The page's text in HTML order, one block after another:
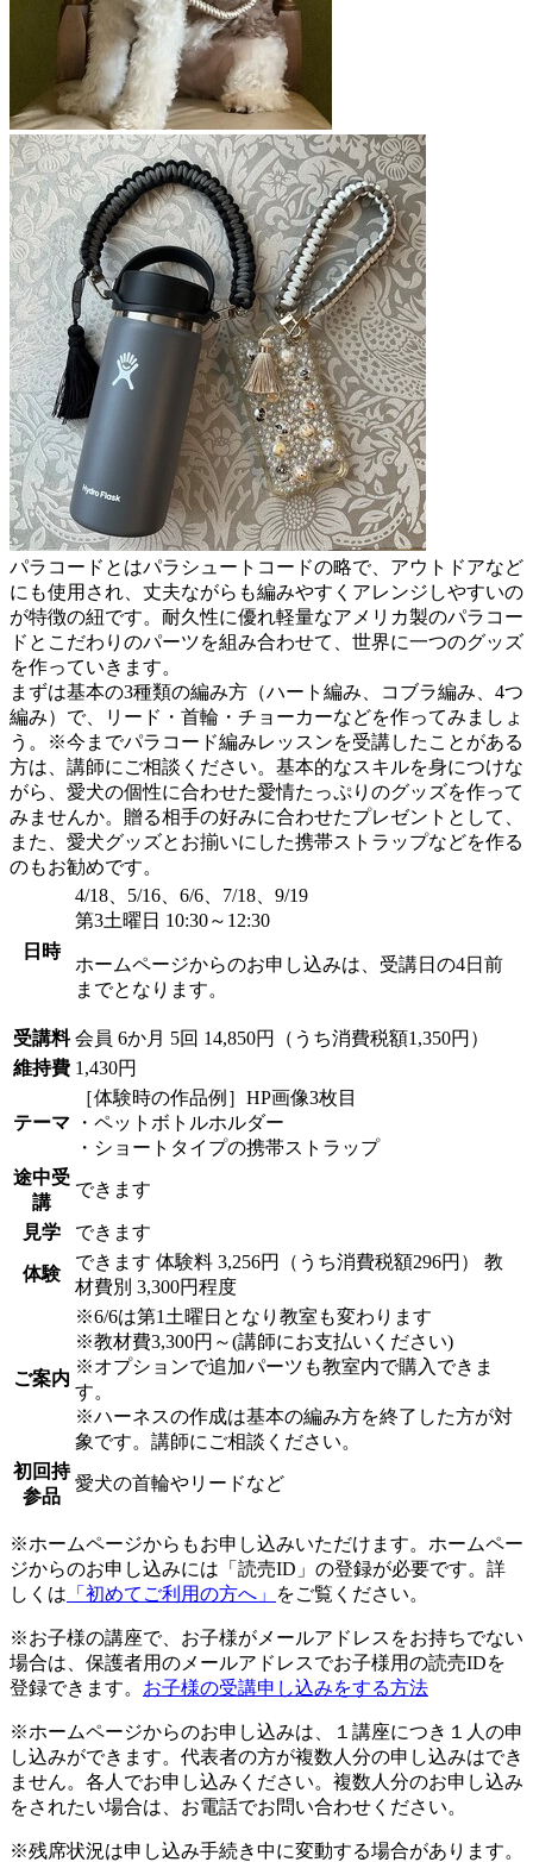
パラコードとはパラシュートコードの略で、アウトドアなど
にも使用され、丈夫ながらも編みやすくアレンジしやすいの
が特徴の紐です。耐久性に優れ軽量なアメリカ製のパラコー
ドとこだわりのパーツを組み合わせて、世界に一つのグッズ
を作っていきます。
まずは基本の3種類の編み方（ハート編み、コブラ編み、4つ
編み）で、リード・首輪・チョーカーなどを作ってみましょ
う。※今までパラコード編みレッスンを受講したことがある
方は、講師にご相談ください。基本的なスキルを身につけな
がら、愛犬の個性に合わせた愛情たっぷりのグッズを作って
みませんか。贈る相手の好みに合わせたプレゼントとして、
また、愛犬グッズとお揃いにした携帯ストラップなどを作る
のもお勧めです。
日時
4/18、5/16、6/6、7/18、9/19
第3土曜日 10:30～12:30
ホームページからのお申し込みは、受講日の4日前
までとなります。
受講料 会員 6か月 5回 14,850円（うち消費税額1,350円）
維持費 1,430円
テーマ
［体験時の作品例］HP画像3枚目
・ペットボトルホルダー
・ショートタイプの携帯ストラップ
途中受
講
できます
見学 できます
体験
できます 体験料 3,256円（うち消費税額296円） 教
材費別 3,300円程度
ご案内
※6/6は第1土曜日となり教室も変わります
※教材費3,300円～(講師にお支払いください)
※オプションで追加パーツも教室内で購入できま
す。
※ハーネスの作成は基本の編み方を終了した方が対
象です。講師にご相談ください。
初回持
参品
愛犬の首輪やリードなど
※ホームページからもお申し込みいただけます。ホームペー
ジからのお申し込みには「読売ID」の登録が必要です。詳
しくは 「初めてご利用の方へ」 をご覧ください。
※お子様の講座で、お子様がメールアドレスをお持ちでない
場合は、保護者用のメールアドレスでお子様用の読売IDを
登録できます。 お子様の受講申し込みをする方法
※ホームページからのお申し込みは、１講座につき１人の申
し込みができます。代表者の方が複数人分の申し込みはでき
ません。各人でお申し込みください。複数人分のお申し込み
をされたい場合は、お電話でお問い合わせください。
※残席状況は申し込み手続き中に変動する場合があります。